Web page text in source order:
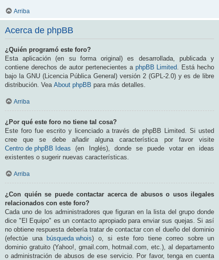
Arriba
Acerca de phpBB
¿Quién programó este foro?
Esta aplicación (en su forma original) es desarrollada, publicada y
contiene derechos de autor pertenecientes a phpBB Limited. Está hecho
bajo la GNU (Licencia Pública General) versión 2 (GPL-2.0) y es de libre
distribución. Vea About phpBB para más detalles.
Arriba
¿Por qué este foro no tiene tal cosa?
Este foro fue escrito y licenciado a través de phpBB Limited. Si usted
cree que se debe añadir alguna característica por favor visite
Centro de phpBB Ideas (en Inglés), donde se puede votar en ideas
existentes o sugerir nuevas características.
Arriba
¿Con quién se puede contactar acerca de abusos o usos ilegales
relacionados con este foro?
Cada uno de los administradores que figuran en la lista del grupo donde
dice "El Equipo" es un contacto apropiado para enviar sus quejas. Si así
no obtiene respuesta debería tratar de contactar con el dueño del dominio
(efectúe una
búsqueda whois) o, si este foro tiene correo sobre un
dominio gratuito (Yahoo!, gmail.com, hotmail.com, etc.), al departamento
o administración de abusos de ese servicio. Por favor, tenga en cuenta